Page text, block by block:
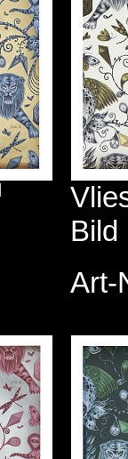
Bild
Art-